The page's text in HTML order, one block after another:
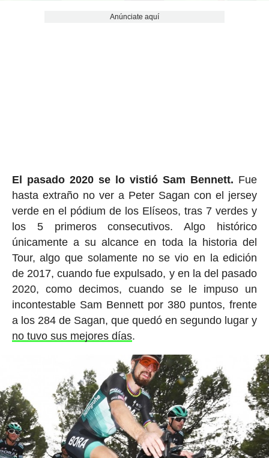
Anúnciate aquí
El pasado 2020 se lo vistió Sam Bennett. Fue
hasta extraño no ver a Peter Sagan con el jersey
verde en el pódium de los Elíseos, tras 7 verdes y
los 5 primeros consecutivos. Algo histórico
únicamente a su alcance en toda la historia del
Tour, algo que solamente no se vio en la edición
de 2017, cuando fue expulsado, y en la del pasado
2020, como decimos, cuando se le impuso un
incontestable Sam Bennett por 380 puntos, frente
a los 284 de Sagan, que quedó en segundo lugar y
no tuvo sus mejores días.